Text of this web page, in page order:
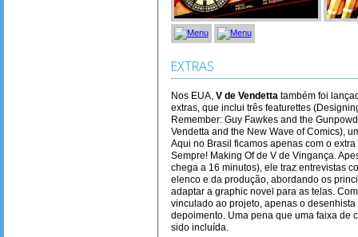
EXTRAS
Nos EUA, V de Vendettatambém foi
extras, que inclui três featurettes
Remember: Guy Fawkes and the
Vendetta and the New Wave of Comics),
Aqui no Brasil ficamos apenas com o
Sempre! Making Of de V de Vingança.
chega a 16 minutos), ele traz entrevistas
elenco e da produção, abordando os
adaptar a graphic novel para as telas.
vinculado ao projeto, apenas o
depoimento. Uma pena que uma faixa de
sido incluída.